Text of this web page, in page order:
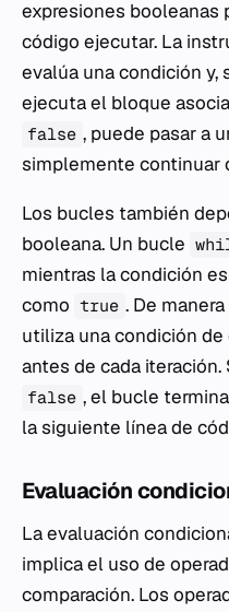
expresiones booleanas
código ejecutar. La
evalúa una condición y,
ejecuta el bloque
false , puede pasar a
simplemente continuar
Los bucles también
booleana. Un bucle
mientras la condición
como true . De
utiliza una condición
antes de cada
false , el bucle
la siguiente línea de
Evaluación
La evaluación
implica el uso de
comparación. Los